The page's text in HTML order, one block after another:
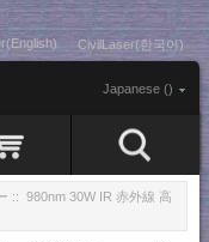
CivilLaser(한국어)
Japanese ()
:: 980nm 30W IR 赤外線 高